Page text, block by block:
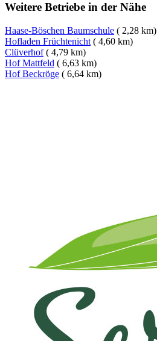
Weitere Betriebe in der Nähe
Haase-Böschen Baumschule ( 2,28 km)
Hofladen Früchtenicht ( 4,60 km)
Clüverhof( 4,79 km)
Hof Mattfeld ( 6,63 km)
Hof Beckröge ( 6,64 km)